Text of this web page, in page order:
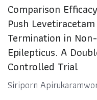
Comparison
Push
Termination in
Epilepticus. A
Controlled Trial
Siriporn